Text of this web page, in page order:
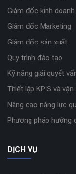
Giám đốc kinh doanh
Giám đốc Marketing
Giám đốc sản xuất
Quy trình đào tạo
Kỹ năng giải quyết
Thiết lập KPIS và vận
Nâng cao năng lực
Phương pháp hướng
DỊCH VỤ